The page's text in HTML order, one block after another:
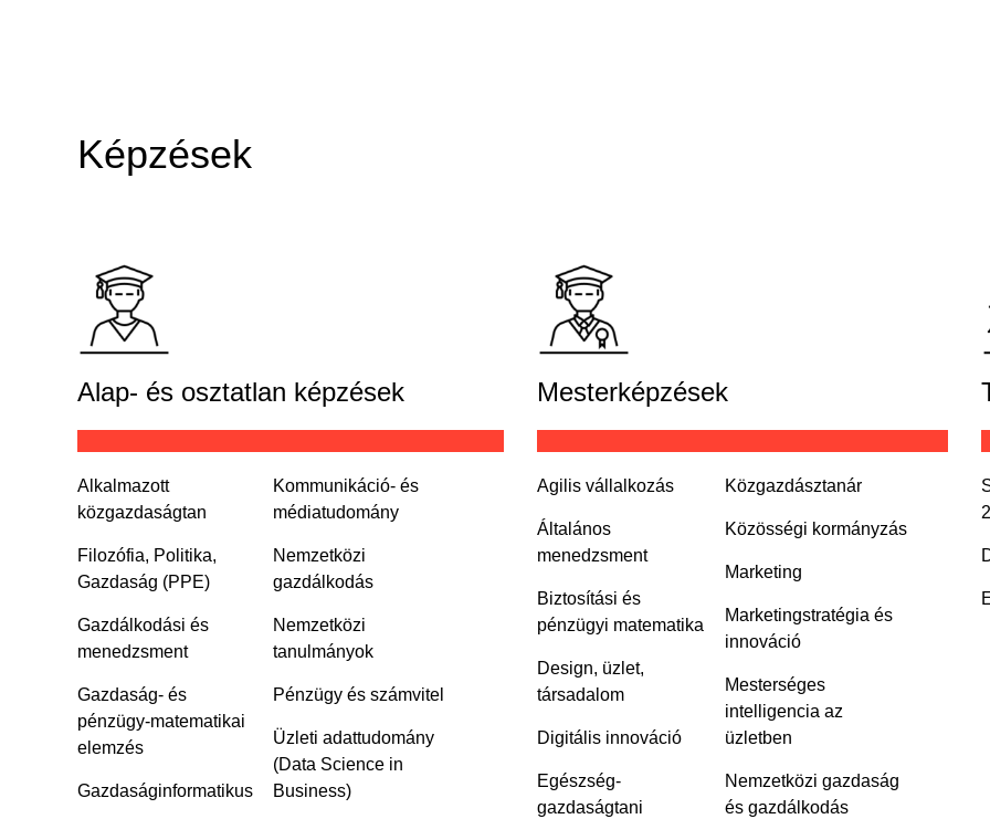
Képzések
Alap- és osztatlan képzések
Alkalmazott
közgazdaságtan
Filozófia, Politika,
Gazdaság (PPE)
Gazdálkodási és
menedzsment
Gazdaság- és
pénzügy-matematikai
elemzés
Gazdaságinformatikus‎
Kommunikáció- és
médiatudomány
Nemzetközi
gazdálkodás
Nemzetközi
tanulmányok
Pénzügy és számvitel
Üzleti adattudomány
(Data Science in
Business)
Mesterképzések
Agilis vállalkozás
Általános
menedzsment
Biztosítási és
pénzügyi matematika
Design, üzlet,
társadalom
Digitális innováció
Egészség-
gazdaságtani
Közgazdásztanár
Közösségi kormányzás
Marketing
Marketingstratégia és
innováció
Mesterséges
intelligencia az
üzletben
Nemzetközi gazdaság
és gazdálkodás